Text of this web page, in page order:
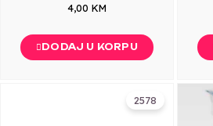
4,00 KM
DODAJ U KORPU
2578